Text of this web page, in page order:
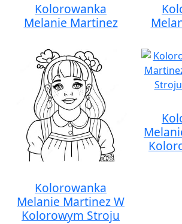
Kolorowanka
Melanie Martinez
Kolorowanka
Melanie Martinez W
Kolorowym Stroju